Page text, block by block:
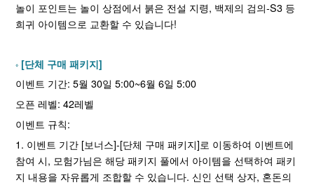
놀이 포인트는 놀이 상점에서 붉은 전설 지령, 백제의 검의-S3 등
희귀 아이템으로 교환할 수 있습니다!
[단체 구매 패키지]
이벤트 기간: 5월 30일 5:00~6월 6일 5:00
오픈 레벨: 42레벨
이벤트 규칙:
1. 이벤트 기간 [보너스]-[단체 구매 패키지]로 이동하여 이벤트에
참여 시, 모험가님은 해당 패키지 풀에서 아이템을 선택하여 패키
지 내용을 자유롭게 조합할 수 있습니다. 신인 선택 상자, 혼돈의